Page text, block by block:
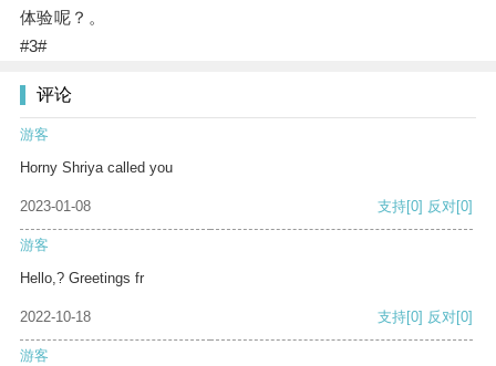
体验呢？。
#3#
评论
游客
Horny Shriya called you
2023-01-08 支持[0] 反对[0]
游客
Hello,? Greetings fr
2022-10-18 支持[0] 反对[0]
游客